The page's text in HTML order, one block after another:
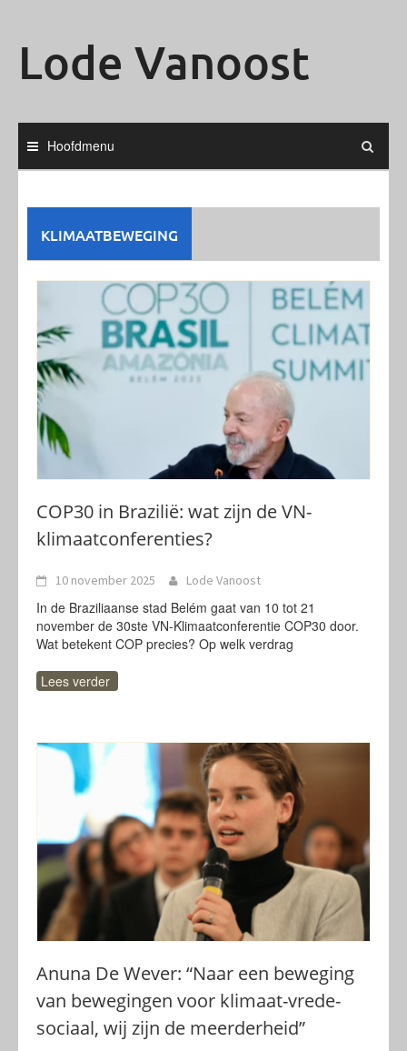
Lode Vanoost
Hoofdmenu
KLIMAATBEWEGING
COP30 in Brazilië: wat zijn de VN-
klimaatconferenties?
10 november 2025 Lode Vanoost
In de Braziliaanse stad Belém gaat van 10 tot 21
november de 30ste VN-Klimaatconferentie COP30 door.
Wat betekent COP precies? Op welk verdrag
Lees verder
Anuna De Wever: “Naar een beweging
van bewegingen voor klimaat-vrede-
sociaal, wij zijn de meerderheid”